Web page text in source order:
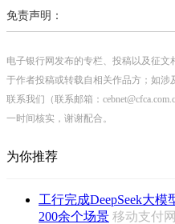
免责声明：
电子银行网发布的专栏、投稿以及征
于作者投稿或转载自相关作品方；如
联系我们（联系邮箱：
一时间核实，谢谢配合。
为你推荐
工行完成DeepSeek大
200余个场景 移动支付